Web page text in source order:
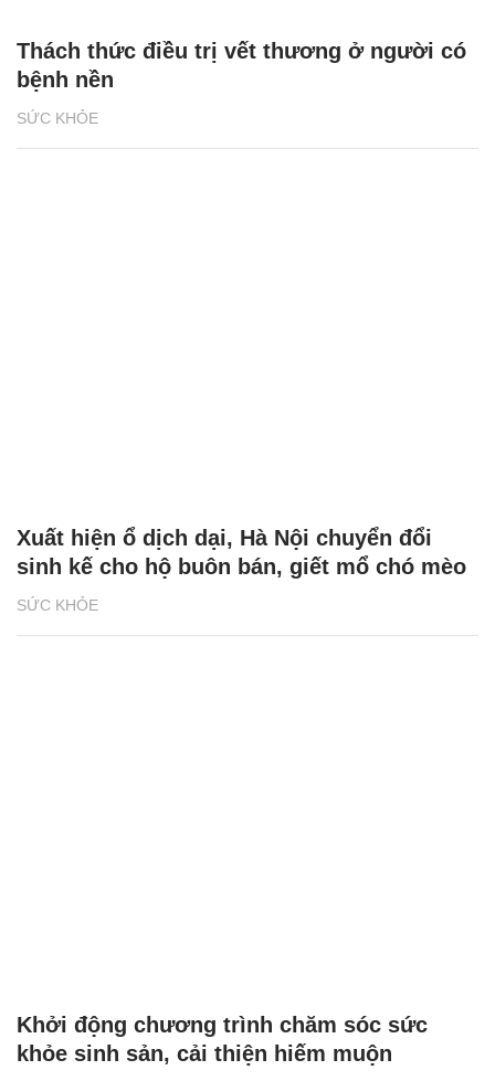
SỨC KHỎE
Thách thức điều trị vết thương ở người có
bệnh nền
SỨC KHỎE
Xuất hiện ổ dịch dại, Hà Nội chuyển đổi
sinh kế cho hộ buôn bán, giết mổ chó mèo
Khởi động chương trình chăm sóc sức
khỏe sinh sản, cải thiện hiếm muộn